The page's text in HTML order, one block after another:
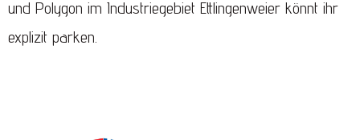
und Polygon im Industriegebiet Ettlingenweier könnt ihr
explizit parken.